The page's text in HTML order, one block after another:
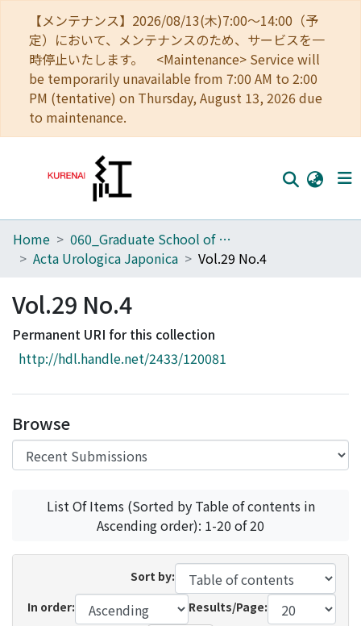
【メンテナンス】2026/08/13(木)7:00～14:00（予
定）において、メンテナンスのため、サービスを一
時停止いたします。 <Maintenance> Service will
be temporarily unavailable from 7:00 AM to 2:00
PM (tentative) on Thursday, August 13, 2026 due
to maintenance.
Home
Browse
Download Ranking
Access Statistics
Home
060_Graduate School of Medicine
Acta Urologica Japonica
Vol.29 No.4
Vol.29 No.4
Permanent URI for this collection
http://hdl.handle.net/2433/120081
Browse
List Of Items (Sorted by Table of contents in
Ascending order): 1-20 of 20
Sort by:
In order:
Results/Page: